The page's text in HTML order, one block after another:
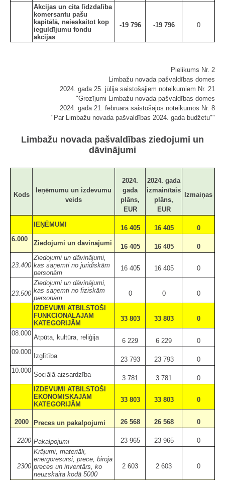
Akcijas un cita līdzdalība
komersantu pašu
kapitālā, neieskaitot kop
ieguldījumu fondu
akcijas
-19 796 -19 796 0
Pielikums Nr. 2
Limbažu novada pašvaldības domes
2024. gada 25. jūlija saistošajiem noteikumiem Nr. 21
"Grozījumi Limbažu novada pašvaldības domes
2024. gada 21. februāra saistošajos noteikumos Nr. 8
"Par Limbažu novada pašvaldības 2024. gada budžetu""
Limbažu novada pašvaldības ziedojumi un
dāvinājumi
Kods
Ieņēmumu un izdevumu
veids
2024.
gada
plāns,
EUR
2024. gada
izmainītais
plāns,
EUR
Izmaiņas
IEŅĒMUMI 16 405 16 405
0
6.000
Ziedojumi un dāvinājumi 16 405 16 405 0
23.400
Ziedojumi un dāvinājumi,
kas saņemti no juridiskām
personām
16 405 16 405 0
23.500
Ziedojumi un dāvinājumi,
kas saņemti no fiziskām
personām
0 0
0
IZDEVUMI ATBILSTOŠI
FUNKCIONĀLAJĀM
KATEGORIJĀM
33 803 33 803
0
08.000
Atpūta, kultūra, reliģija 6 229 6 229
0
09.000
Izglītība 23 793 23 793
0
10.000
Sociālā aizsardzība 3 781 3 781
0
IZDEVUMI ATBILSTOŠI
EKONOMISKAJĀM
KATEGORIJĀM
33 803 33 803 0
2000 Preces un pakalpojumi 26 568 26 568 0
2200 Pakalpojumi 23 965 23 965 0
2300
Krājumi, materiāli,
energoresursi, prece, biroja
preces un inventārs, ko
neuzskaita kodā 5000
2 603 2 603 0